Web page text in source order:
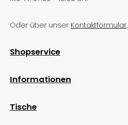
Oder über unser Kontaktformular.
Shopservice
Informationen
Tische